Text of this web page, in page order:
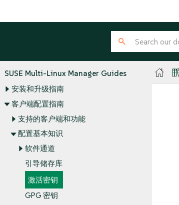
SUSE Multi-Linux Manager Guides
安装和升级指南
客户端配置指南
支持的客户端和功能
配置基本知识
软件通道
引导储存库
激活密钥
GPG 密钥